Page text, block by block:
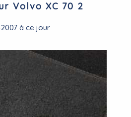
Volvo XC 70 2
à ce jour